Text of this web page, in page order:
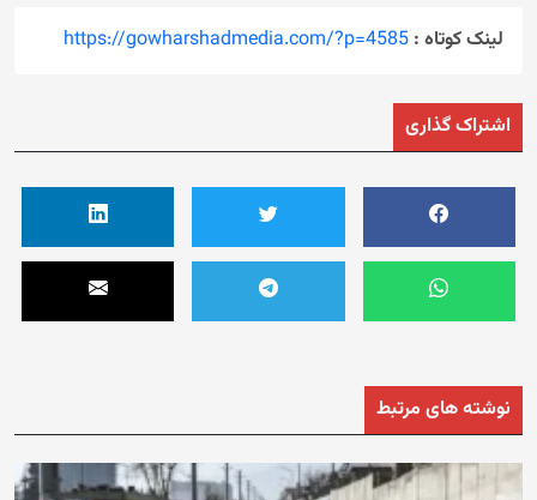
لینک کوتاه : https://gowharshadmedia.com/?p=4585
اشتراک گذاری
نوشته های مرتبط